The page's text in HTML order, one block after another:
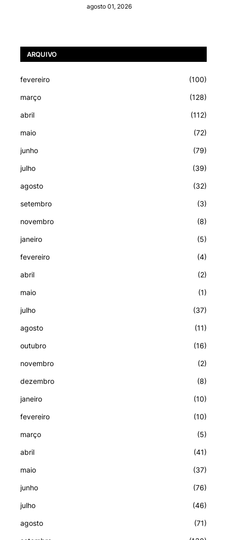
agosto 01, 2026
ARQUIVO
fevereiro (100)
março (128)
abril (112)
maio (72)
junho (79)
julho (39)
agosto (32)
setembro (3)
novembro (8)
janeiro (5)
fevereiro (4)
abril (2)
maio (1)
julho (37)
agosto (11)
outubro (16)
novembro (2)
dezembro (8)
janeiro (10)
fevereiro (10)
março (5)
abril (41)
maio (37)
junho (76)
julho (46)
agosto (71)